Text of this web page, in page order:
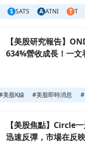
S SATS A ATNI T T
】ONDS財報炸出
【美股研究報告】
634%營收成長！一
美股K線 #美股即時消息 #
一天暴跌兩成後
【美股焦點】Circle
迅速反彈，市場在反